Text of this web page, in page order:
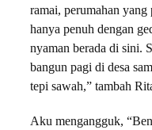
ramai, perumahan yang
hanya penuh dengan
nyaman berada di sini.
bangun pagi di desa
tepi sawah,” tambah
Aku mengangguk,